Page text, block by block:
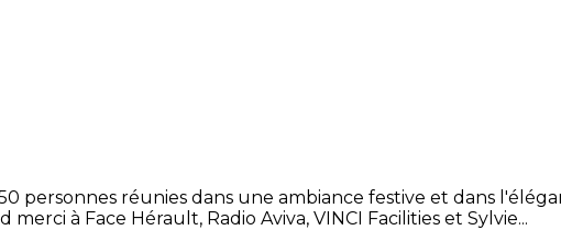
personnes réunies dans une ambiance festive et dans
à Face Hérault, Radio Aviva, VINCI Facilities et Sylvie...